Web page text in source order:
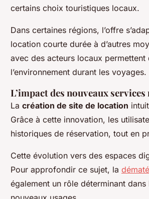
certains choix touristiques locaux.
Dans certaines régions, l’offre
location courte durée à d’autres
avec des acteurs locaux
l’environnement durant les voyages.
L’impact des nouveaux
La création de site de location
Grâce à cette innovation, les
historiques de réservation, tout en
Cette évolution vers des espaces
Pour approfondir ce sujet, la
également un rôle déterminant